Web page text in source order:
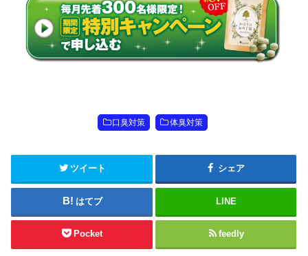
口臭対策 体臭対策
ツイート シェア
はてブ LINE
Pocket feedly